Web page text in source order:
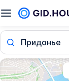
Придонье